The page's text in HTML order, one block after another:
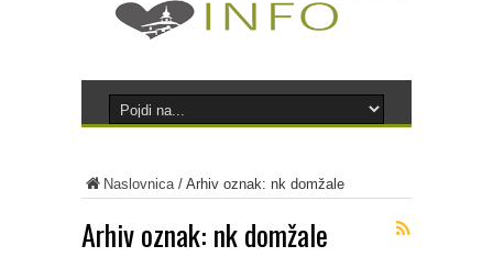
Naslovnica/ Arhiv oznak: nk domžale
Arhiv oznak: nk domžale